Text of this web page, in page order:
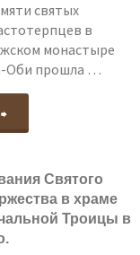
Покрова
Пресвятой
Богородицы
села
Баево."
святых
в
монастыре
Оби прошла …
"Почтили
святых
Царственных
Святого
в храме
Троицы в